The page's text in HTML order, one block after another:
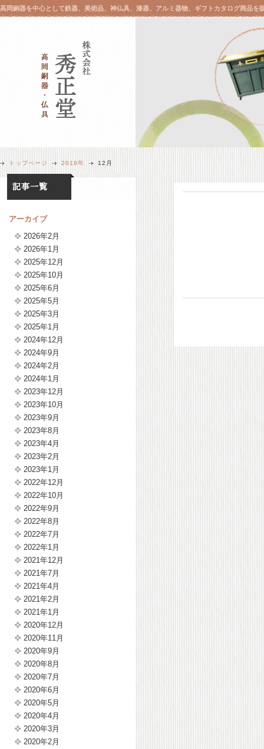
高岡銅器を中心として鉄器、美術品、神仏具、漆器、アルミ器物、ギフトカタログ商品を
トップページ 2018年 12月
アーカイブ
2026年2月
2026年1月
2025年12月
2025年10月
2025年6月
2025年5月
2025年3月
2025年1月
2024年12月
2024年9月
2024年2月
2024年1月
2023年12月
2023年10月
2023年9月
2023年8月
2023年4月
2023年2月
2023年1月
2022年12月
2022年10月
2022年9月
2022年8月
2022年7月
2022年1月
2021年12月
2021年7月
2021年4月
2021年2月
2021年1月
2020年12月
2020年11月
2020年9月
2020年8月
2020年7月
2020年6月
2020年5月
2020年4月
2020年3月
2020年2月